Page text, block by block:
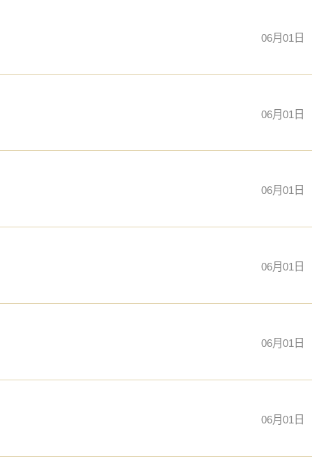
06月01日
06月01日
06月01日
06月01日
06月01日
06月01日